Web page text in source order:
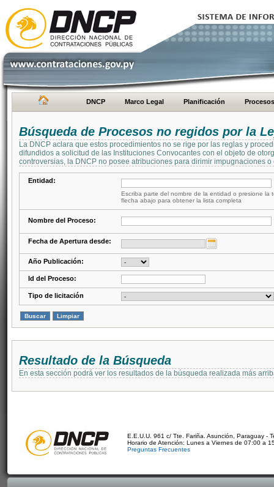
DNCP Marco Legal Planificación Procesos
Búsqueda de Procesos no regidos por la
La DNCP aclara que estos procedimientos no se rige por las reglas y
difundidos a solicitud de las Instituciones Convocantes con el objeto de
controversias, la DNCP no posee atribuciones para dirimir impugnaciones
Entidad:
Escriba parte del nombre de la entidad o presione la
flecha abajo para obtener la lista completa
Nombre del Proceso:
Fecha de Apertura desde:
Año Publicación:
Id del Proceso:
Tipo de licitación
Resultado de la Búsqueda
En esta sección podrá ver los resultados de la búsqueda realizada más
E.E.U.U. 961 c/ Tte. Fariña. Asunción, Paraguay -
Horario de Atención: Lunes a Viernes de 07:00 a
Preguntas Frecuentes